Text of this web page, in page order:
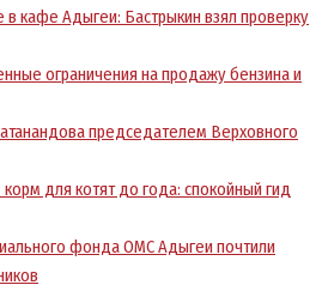
кафе Адыгеи: Бастрыкин взял проверку
ограничения на продажу бензина и
председателем Верховного
для котят до года: спокойный гид
фонда ОМС Адыгеи почтили